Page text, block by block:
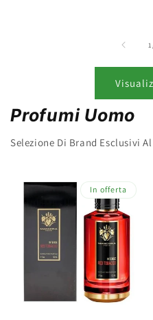
1
Profumi Uomo
Selezione Di Brand Esclusivi
In offerta